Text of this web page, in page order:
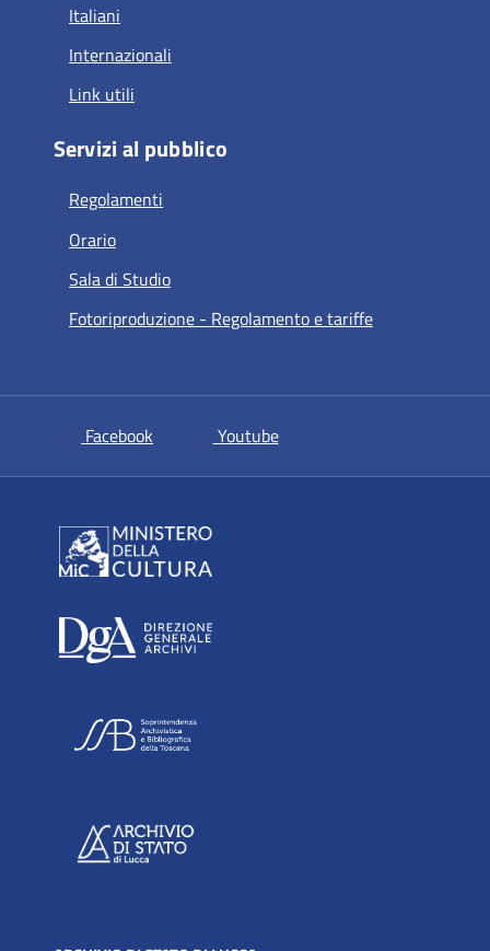
Italiani
Internazionali
Link utili
Servizi al pubblico
Regolamenti
Orario
Sala di Studio
Fotoriproduzione - Regolamento e tariffe
Facebook si apre in una nuova scheda
Youtubesi apre in una nuova scheda